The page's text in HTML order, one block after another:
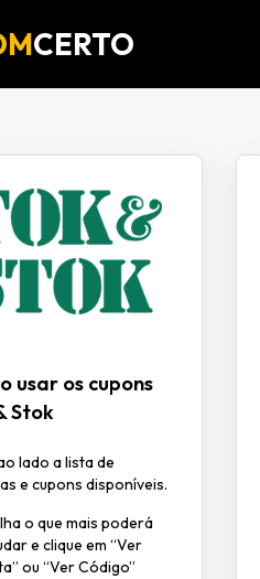
CERTO
usar os cupons
Stok
lado a lista de
e cupons disponíveis.
o que mais poderá
e clique em “Ver
ou “Ver Código”